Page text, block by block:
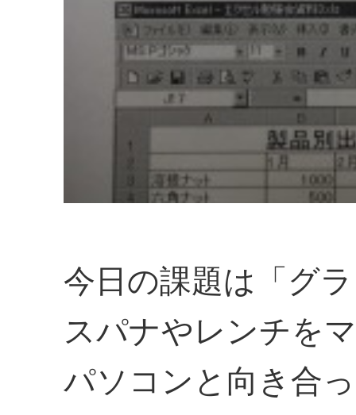
今日の課題は「グ
スパナやレンチを
パソコンと向き合